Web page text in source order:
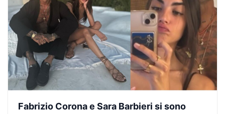
Fabrizio Corona e Sara Barbieri si sono